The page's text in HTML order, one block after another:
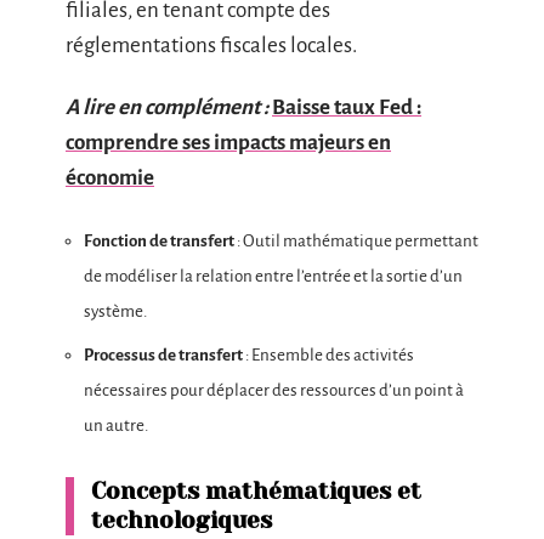
filiales, en tenant compte des
réglementations fiscales locales.
A lire en complément : Baisse taux Fed :
comprendre ses impacts majeurs en
économie
Fonction de transfert : Outil mathématique permettant
de modéliser la relation entre l’entrée et la sortie d’un
système.
Processus de transfert : Ensemble des activités
nécessaires pour déplacer des ressources d’un point à
un autre.
Concepts mathématiques et
technologiques